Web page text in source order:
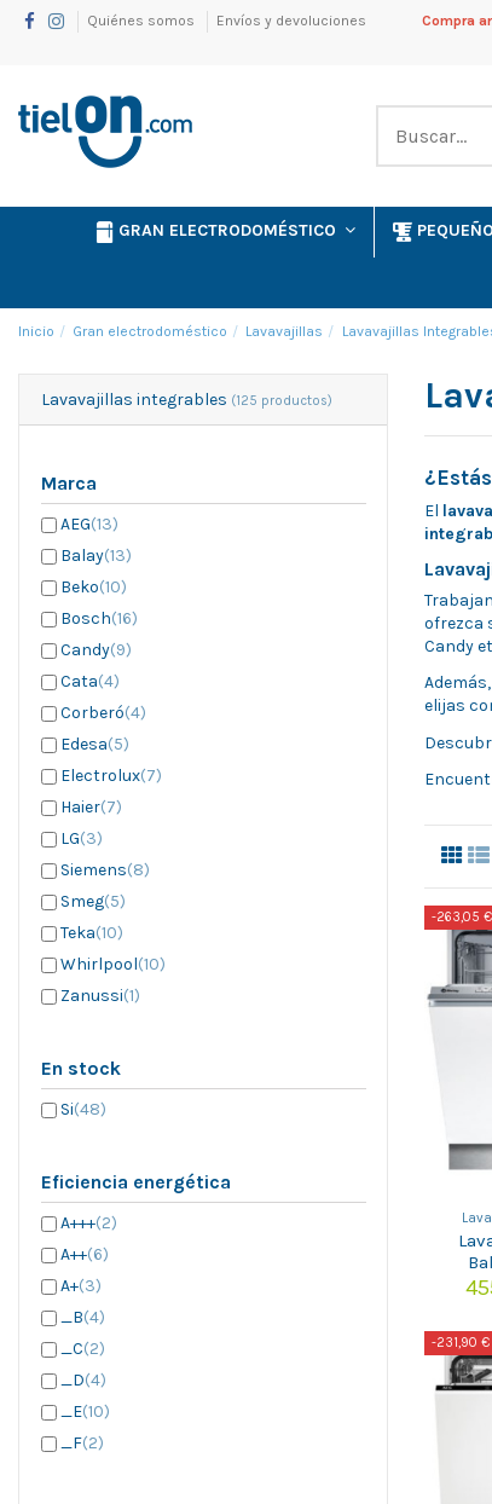
Quiénes somos Envíos y devoluciones Compra
GRAN ELECTRODOMÉSTICO
Inicio Gran electrodoméstico Lavavajillas Lavavajillas
El
ofrezca
Candy
elijas
-263,05 €
-231,90 €
Lavavajillas integrables (125 productos)
Marca
AEG(13)
Balay(13)
Beko(10)
Bosch(16)
Candy(9)
Cata(4)
Corberó(4)
Edesa(5)
Electrolux(7)
Haier(7)
LG(3)
Siemens(8)
Smeg(5)
Teka(10)
Whirlpool(10)
Zanussi(1)
En stock
Si(48)
Eficiencia energética
A+++(2)
A++(6)
A+(3)
_B(4)
_C(2)
_D(4)
_E(10)
_F(2)